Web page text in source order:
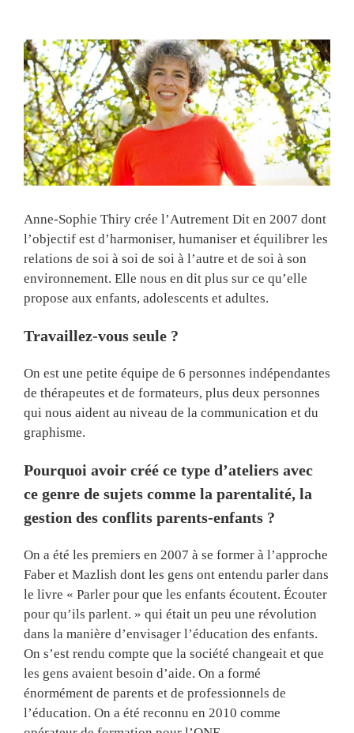
View
Larger
Image
Anne-Sophie Thiry crée l’Autrement Dit en 2007 dont
l’objectif est d’harmoniser, humaniser et équilibrer les
relations de soi à soi de soi à l’autre et de soi à son
environnement. Elle nous en dit plus sur ce qu’elle
propose aux enfants, adolescents et adultes.
Travaillez-vous seule ?
On est une petite équipe de 6 personnes indépendantes
de thérapeutes et de formateurs, plus deux personnes
qui nous aident au niveau de la communication et du
graphisme.
Pourquoi avoir créé ce type d’ateliers avec
ce genre de sujets comme la parentalité, la
gestion des conflits parents-enfants ?
On a été les premiers en 2007 à se former à l’approche
Faber et Mazlish dont les gens ont entendu parler dans
le livre « Parler pour que les enfants écoutent. Écouter
pour qu’ils parlent. » qui était un peu une révolution
dans la manière d’envisager l’éducation des enfants.
On s’est rendu compte que la société changeait et que
les gens avaient besoin d’aide. On a formé
énormément de parents et de professionnels de
l’éducation. On a été reconnu en 2010 comme